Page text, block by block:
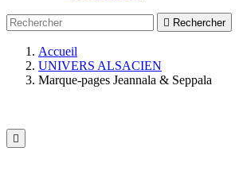
 Rechercher
Accueil
UNIVERS ALSACIEN
Marque-pages Jeannala & Seppala
